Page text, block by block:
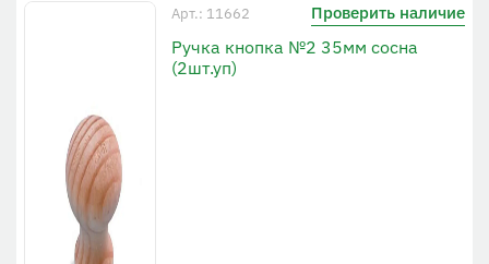
Арт.: 11662 Проверить наличие
Ручка кнопка №2 35мм сосна
(2шт.уп)